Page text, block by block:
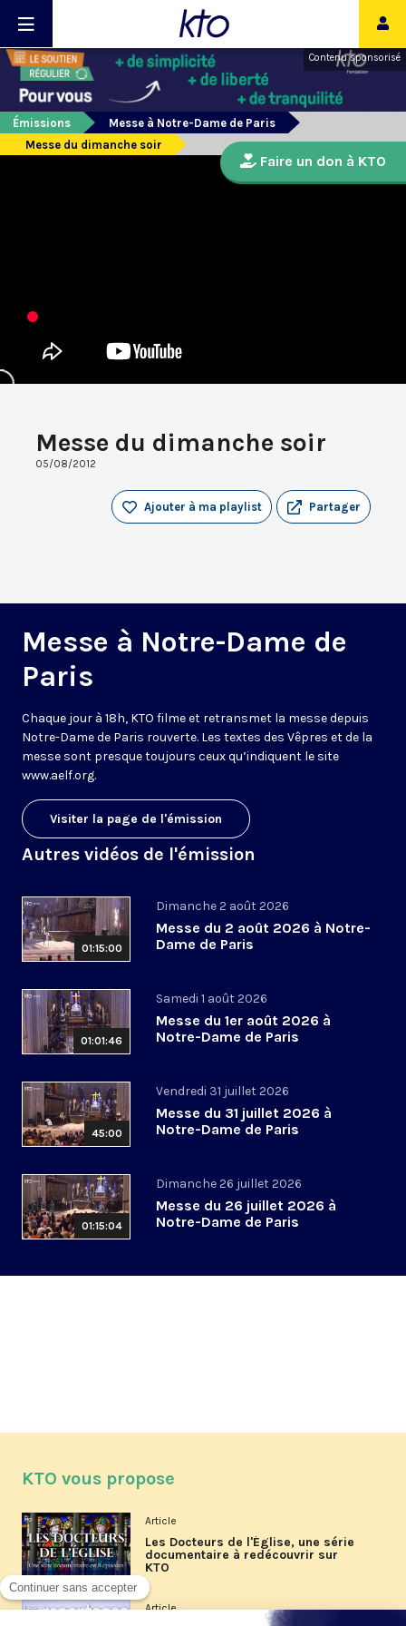
Contenu sponsorisé
Émissions
Messe à Notre-Dame de Paris
Messe du dimanche soir
Messe du dimanche soir
05/08/2012
Partager
Ajouter à ma playlist
Messe à Notre-Dame de
Paris
Chaque jour à 18h, KTO filme et retransmet la messe depuis
Notre-Dame de Paris rouverte. Les textes des Vêpres et de la
messe sont presque toujours ceux qu’indiquent le site
www.aelf.org.
Visiter la page de l'émission
Autres vidéos de l'émission
01:15:00
Dimanche 2 août 2026
Messe du 2 août 2026 à Notre-
Dame de Paris
01:01:46
Samedi 1 août 2026
Messe du 1er août 2026 à
Notre-Dame de Paris
45:00
Vendredi 31 juillet 2026
Messe du 31 juillet 2026 à
Notre-Dame de Paris
01:15:04
Dimanche 26 juillet 2026
Messe du 26 juillet 2026 à
Notre-Dame de Paris
Faire un don à KTO
KTO vous propose
Article
Les Docteurs de l'Église, une série
documentaire à redécouvrir sur
KTO
Article